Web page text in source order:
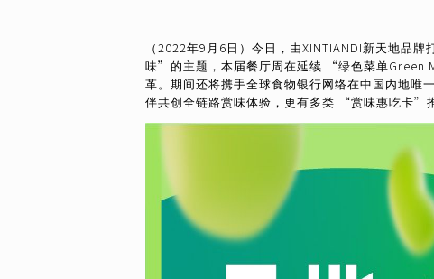
（2022年9月6日）今日，由XINTIANDI新天地品
味”的主题，本届餐厅周在延续 “绿色菜单Green
革。期间还将携手全球食物银行网络在中国内地
伴共创全链路赏味体验，更有多类 “赏味惠吃卡”